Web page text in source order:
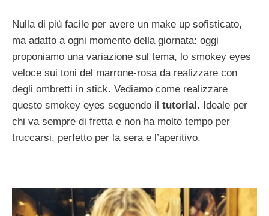
Nulla di più facile per avere un make up sofisticato,
ma adatto a ogni momento della giornata: oggi
proponiamo una variazione sul tema, lo smokey eyes
veloce sui toni del marrone-rosa da realizzare con
degli ombretti in stick. Vediamo come realizzare
questo smokey eyes seguendo il tutorial. Ideale per
chi va sempre di fretta e non ha molto tempo per
truccarsi, perfetto per la sera e l’aperitivo.